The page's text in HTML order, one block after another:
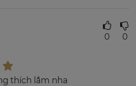
thích lắm nha
0 0